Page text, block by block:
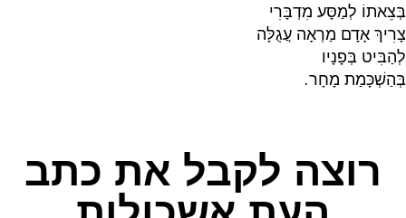
בְּצֵאתוֹ לְמַסָּע מִדְבָּרִי
צָרִיךְ אָדָם מַרְאָה עֲגֻלָּה
לְהַבִּיט בְּפָנָיו
בְּהַשְׁכָּמַת מָחָר.
רוצה לקבל את כתב